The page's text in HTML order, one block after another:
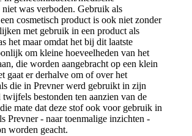
was verboden. Gebruik als
cosmetisch product is ook niet zonder
met gebruik in een product als
het maar omdat het bij dit laatste
om kleine hoeveelheden van het
die worden aangebracht op een klein
gaat er derhalve om of over het
die in Prevner werd gebruikt in zijn
twijfels bestonden ten aanzien van de
mate dat deze stof ook voor gebruik in
Prevner - naar toenmalige inzichten -
worden geacht.